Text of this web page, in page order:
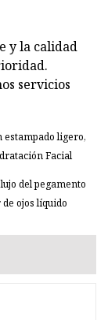
y la calidad
servicios
ligero,
Facial
del pegamento
ojos líquido